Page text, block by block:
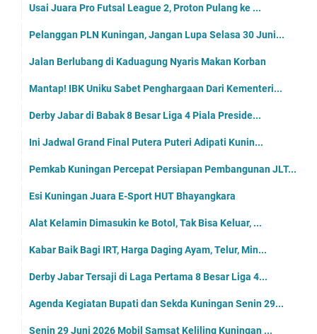
Usai Juara Pro Futsal League 2, Proton Pulang ke ...
Pelanggan PLN Kuningan, Jangan Lupa Selasa 30 Juni...
Jalan Berlubang di Kaduagung Nyaris Makan Korban
Mantap! IBK Uniku Sabet Penghargaan Dari Kementeri...
Derby Jabar di Babak 8 Besar Liga 4 Piala Preside...
Ini Jadwal Grand Final Putera Puteri Adipati Kunin...
Pemkab Kuningan Percepat Persiapan Pembangunan JLT...
Esi Kuningan Juara E-Sport HUT Bhayangkara
Alat Kelamin Dimasukin ke Botol, Tak Bisa Keluar, ...
Kabar Baik Bagi IRT, Harga Daging Ayam, Telur, Min...
Derby Jabar Tersaji di Laga Pertama 8 Besar Liga 4...
Agenda Kegiatan Bupati dan Sekda Kuningan Senin 29...
Senin 29 Juni 2026 Mobil Samsat Keliling Kuningan ...